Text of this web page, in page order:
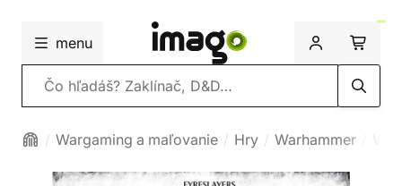
menu
Vyhľadávanie
Wargaming a maľovanie Hry Warhammer